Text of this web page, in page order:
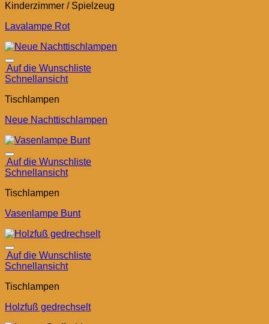
Kinderzimmer / Spielzeug
Lavalampe Rot
Auf die Wunschliste
Schnellansicht
Tischlampen
Neue Nachttischlampen
Auf die Wunschliste
Schnellansicht
Tischlampen
Vasenlampe Bunt
Auf die Wunschliste
Schnellansicht
Tischlampen
Holzfuß gedrechselt